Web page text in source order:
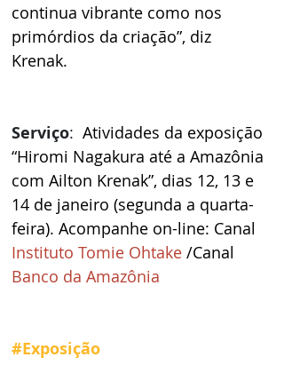
continua vibrante como nos
primórdios da criação”, diz
Krenak.
Serviço: Atividades da exposição
“Hiromi Nagakura até a Amazônia
com Ailton Krenak”, dias 12, 13 e
14 de janeiro (segunda a quarta-
feira). Acompanhe on-line: Canal
Instituto Tomie Ohtake /Canal
Banco da Amazônia
#Exposição